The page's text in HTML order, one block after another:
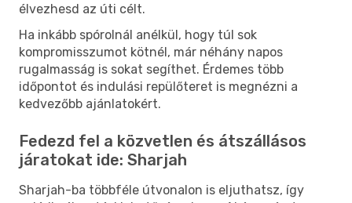
élvezhesd az úti célt.
Ha inkább spórolnál anélkül, hogy túl sok
kompromisszumot kötnél, már néhány napos
rugalmasság is sokat segíthet. Érdemes több
időpontot és indulási repülőteret is megnézni a
kedvezőbb ajánlatokért.
Fedezd fel a közvetlen és átszállásos
járatokat ide: Sharjah
Sharjah-ba többféle útvonalon is eljuthatsz, így